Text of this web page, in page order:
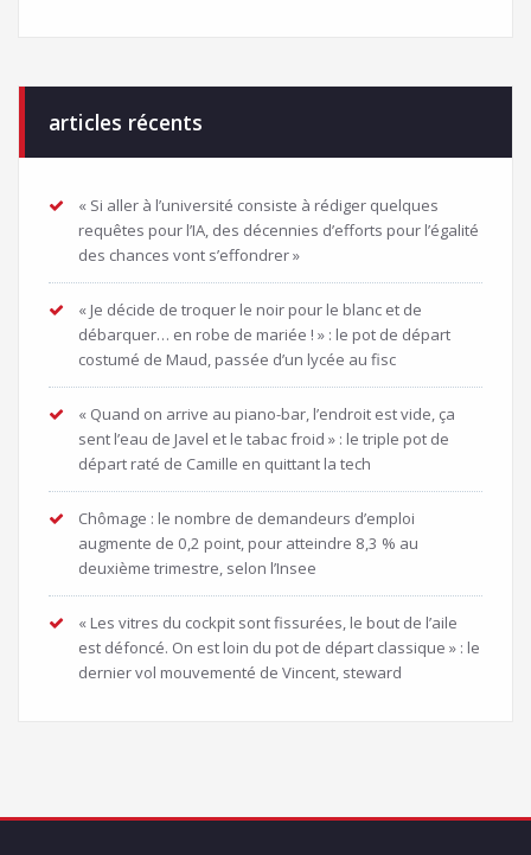
articles récents
« Si aller à l’université consiste à rédiger quelques
requêtes pour l’IA, des décennies d’efforts pour l’égalité
des chances vont s’effondrer »
« Je décide de troquer le noir pour le blanc et de
débarquer… en robe de mariée ! » : le pot de départ
costumé de Maud, passée d’un lycée au fisc
« Quand on arrive au piano-bar, l’endroit est vide, ça
sent l’eau de Javel et le tabac froid » : le triple pot de
départ raté de Camille en quittant la tech
Chômage : le nombre de demandeurs d’emploi
augmente de 0,2 point, pour atteindre 8,3 % au
deuxième trimestre, selon l’Insee
« Les vitres du cockpit sont fissurées, le bout de l’aile
est défoncé. On est loin du pot de départ classique » : le
dernier vol mouvementé de Vincent, steward